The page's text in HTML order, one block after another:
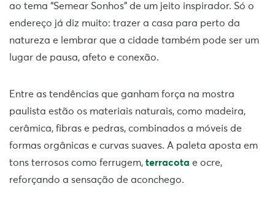
ao tema “Semear Sonhos” de um jeito inspirador. Só o
endereço já diz muito: trazer a casa para perto da
natureza e lembrar que a cidade também pode ser um
lugar de pausa, afeto e conexão.
Entre as tendências que ganham força na mostra
paulista estão os materiais naturais, como madeira,
cerâmica, fibras e pedras, combinados a móveis de
formas orgânicas e curvas suaves. A paleta aposta em
tons terrosos como ferrugem, terracota e ocre,
reforçando a sensação de aconchego.